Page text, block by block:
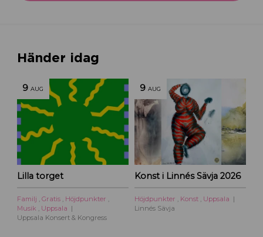
Händer idag
9 AUG
Lilla torget
Familj , Gratis , Höjdpunkter ,
Musik , Uppsala
Uppsala Konsert & Kongress
9 AUG
Konst i Linnés Sävja 2026
Höjdpunkter , Konst , Uppsala
Linnés Sävja